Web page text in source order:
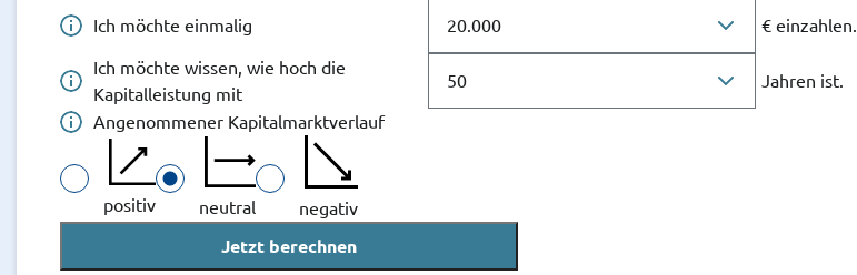
Ich möchte einmalig
Ich
möchte
einmalig
€
einzahlen
€ einzahlen.
Ich möchte wissen, wie hoch die
Kapitalleistung mit
Ich
möchte
wissen,
hoch
die
Kapitalleistung
Jahren ist.
Angenommener Kapitalmarktverlauf
positiv neutral
negativ
Jetzt berechnen